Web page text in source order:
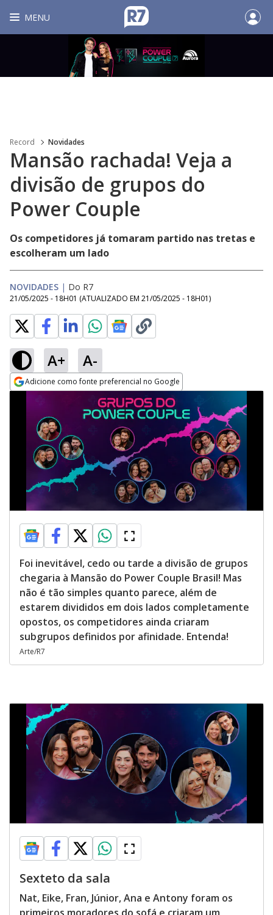
MENU
Record Novidades
Mansão rachada! Veja a
divisão de grupos do
Power Couple
Os competidores já tomaram partido nas tretas e
escolheram um lado
NOVIDADES | Do R7
21/05/2025 - 18H01 (ATUALIZADO EM 21/05/2025 - 18H01)
A+ A-
Adicione como fonte preferencial no Google
Opens in new window
Foi inevitável, cedo ou tarde a divisão de grupos
chegaria à Mansão do Power Couple Brasil! Mas
não é tão simples quanto parece, além de
estarem divididos em dois lados completamente
opostos, os competidores ainda criaram
subgrupos definidos por afinidade. Entenda!
Arte/R7
Sexteto da sala
Nat, Eike, Fran, Júnior, Ana e Antony foram os